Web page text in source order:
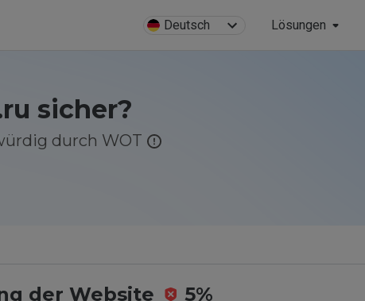
Deutsch Lösungen
sicher?
durch WOT
der Website 5%